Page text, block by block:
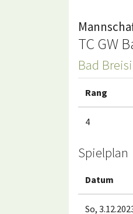
TC GW
Bad
Rang
4
Spielplan
Datum
So,